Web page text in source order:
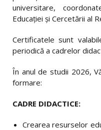
universitare,
Educaţiei şi Cercetării al
Certificatele sunt
periodică a cadrelor
În anul de studii 2026,
formare:
CADRE DIDACTICE:
Crearea resurselor